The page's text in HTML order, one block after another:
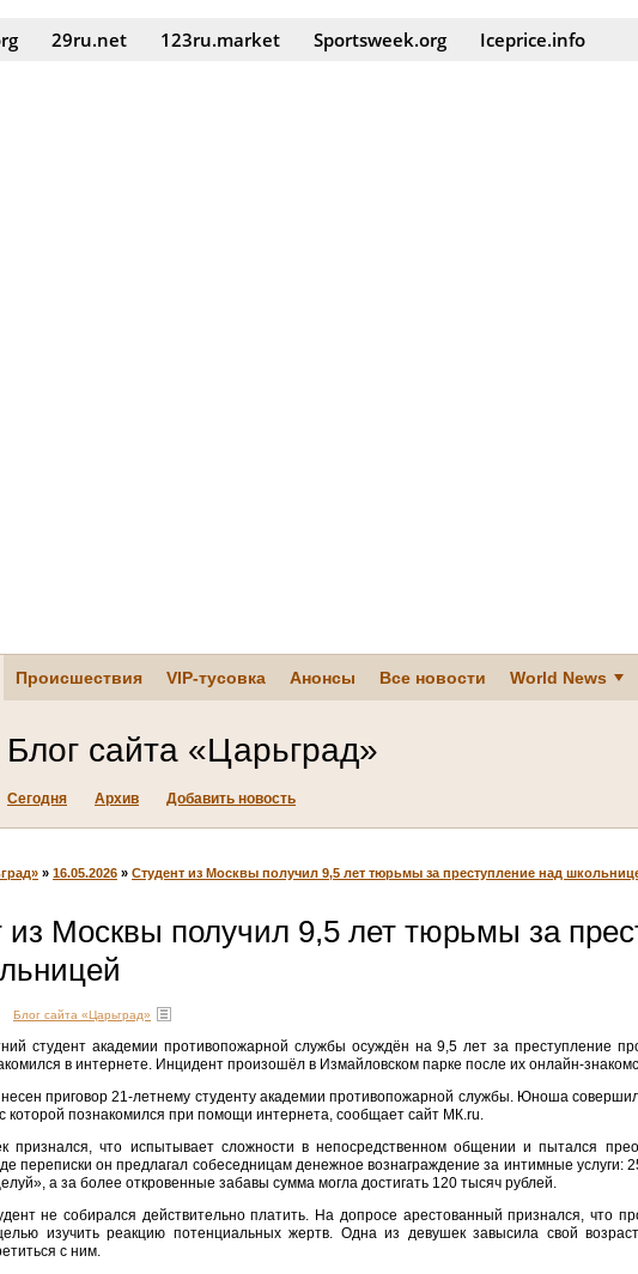
29ru.net 123ru.market Sportsweek.org Iceprice.info
Происшествия VIP-тусовка Анонсы Все новости World News
Блог сайта «Царьград»
Сегодня Архив Добавить новость
» 16.05.2026 » Студент из Москвы получил 9,5 лет тюрьмы за преступление над
из Москвы получил 9,5 лет тюрьмы за
Блог сайта «Царьград»
студент академии противопожарной службы осуждён на 9,5 лет за преступление
в интернете. Инцидент произошёл в Измайловском парке после их онлайн-
приговор 21-летнему студенту академии противопожарной службы. Юноша
которой познакомился при помощи интернета, сообщает сайт МК.ru.
признался, что испытывает сложности в непосредственном общении и пытался
переписки он предлагал собеседницам денежное вознаграждение за интимные услуги:
а за более откровенные забавы сумма могла достигать 120 тысяч рублей.
не собирался действительно платить. На допросе арестованный признался, что
изучить реакцию потенциальных жертв. Одна из девушек завысила свой
с ним.